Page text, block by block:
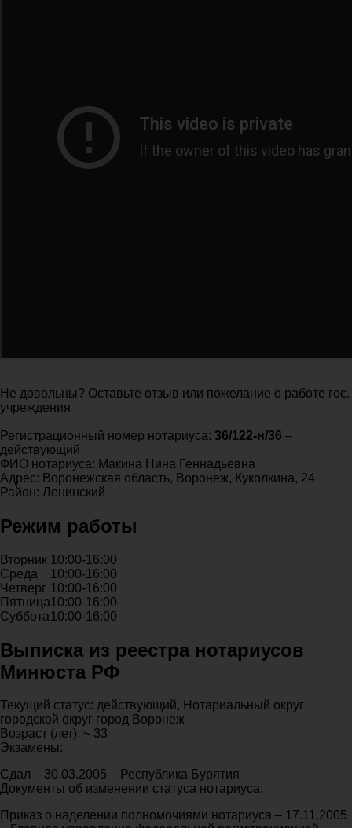
Не довольны? Оставьте отзыв или пожелание о работе гос.
учреждения
Регистрационный номер нотариуса: 36/122-н/36 –
действующий
ФИО нотариуса: Макина Нина Геннадьевна
Адрес: Воронежская область, Воронеж, Куколкина, 24
Район: Ленинский
Режим работы
Вторник 10:00-16:00
Среда
10:00-16:00
Четверг 10:00-16:00
Пятница10:00-16:00
Суббота 10:00-16:00
Выписка из реестра нотариусов
Минюста РФ
Текущий статус: действующий, Нотариальный округ
городской округ город Воронеж
Возраст (лет): ~ 33
Экзамены:
Сдал – 30.03.2005 – Республика Бурятия
Документы об изменении статуса нотариуса:
Приказ о наделении полномочиями нотариуса – 17.11.2005